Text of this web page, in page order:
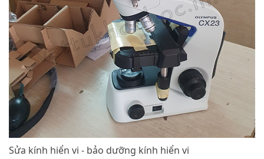
Sửa kính hiển vi - bảo dưỡng kính hiển vi